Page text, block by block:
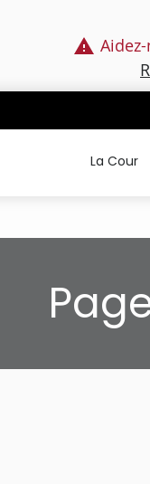
La Cour